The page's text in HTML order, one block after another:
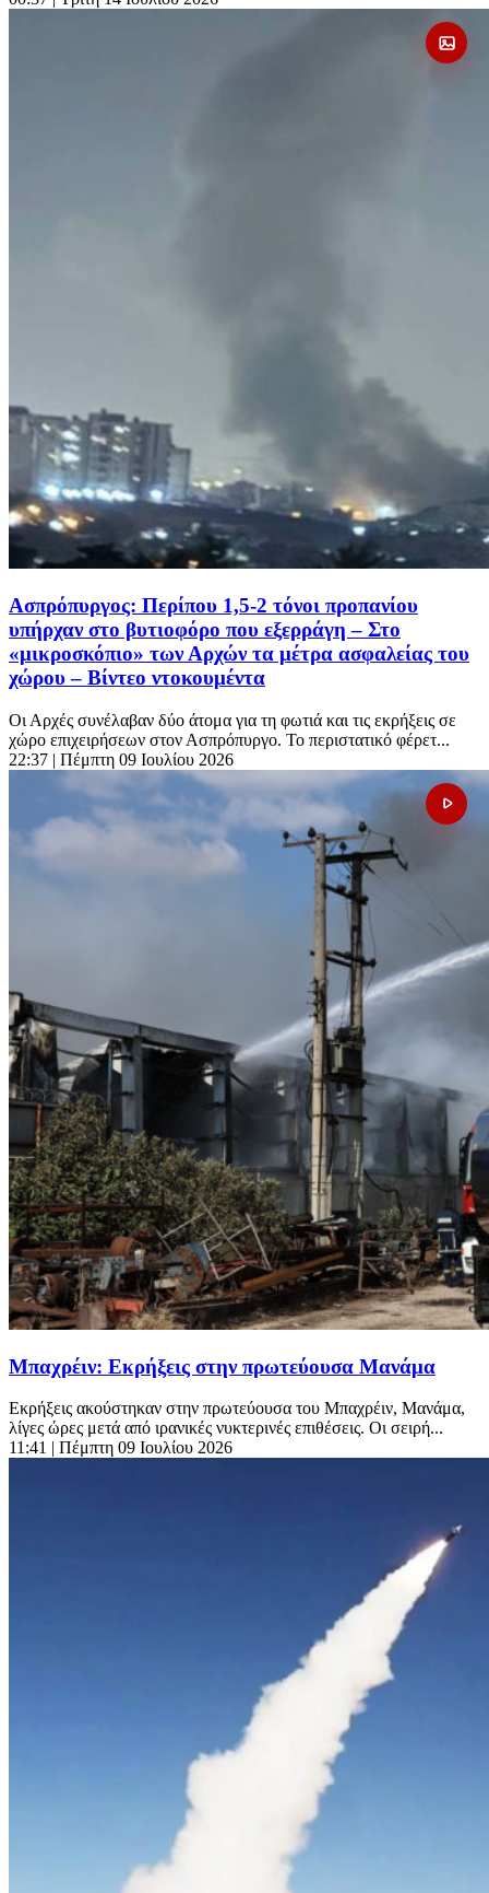
Ασπρόπυργος: Περίπου 1,5-2 τόνοι προπανίου
υπήρχαν στο βυτιοφόρο που εξερράγη – Στο
«μικροσκόπιο» των Αρχών τα μέτρα ασφαλείας του
χώρου – Βίντεο ντοκουμέντα
Οι Αρχές συνέλαβαν δύο άτομα για τη φωτιά και τις εκρήξεις σε
χώρο επιχειρήσεων στον Ασπρόπυργο. Το περιστατικό φέρετ...
22:37 | Πέμπτη 09 Ιουλίου 2026
Μπαχρέιν: Εκρήξεις στην πρωτεύουσα Μανάμα
Εκρήξεις ακούστηκαν στην πρωτεύουσα του Μπαχρέιν, Μανάμα,
λίγες ώρες μετά από ιρανικές νυκτερινές επιθέσεις. Οι σειρή...
11:41 | Πέμπτη 09 Ιουλίου 2026